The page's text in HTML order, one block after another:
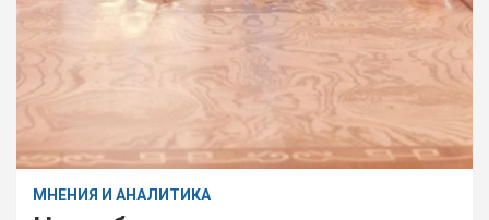
МНЕНИЯ И АНАЛИТИКА